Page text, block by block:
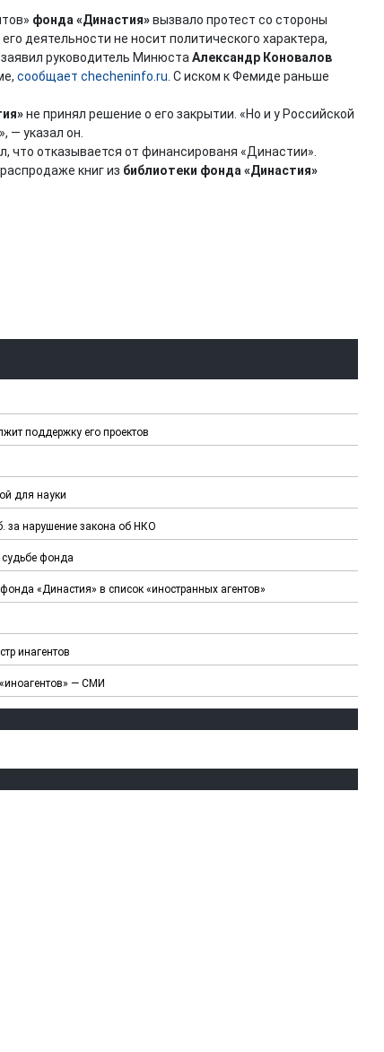
фонда «Династия»вызвало протест со стороны
деятельности не носит политического характера,
руководитель Минюста Александр Коновалов
сообщает checheninfo.ru . С иском к Фемиде раньше
не принял решение о его закрытии. «Но и у Российской
— указал он.
что отказывается от финансированя «Династии».
книг из библиотеки фонда «Династия»
поддержку его проектов
для науки
за нарушение закона об НКО
судьбе фонда
«Династия» в список «иностранных агентов»
инагентов
— СМИ